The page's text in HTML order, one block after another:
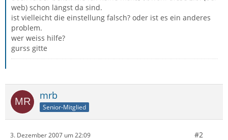
web) schon längst da sind.
ist vielleicht die einstellung falsch? oder ist es ein anderes
problem.
wer weiss hilfe?
gurss gitte
mrb
Senior-Mitglied
3. Dezember 2007 um 22:09 #2